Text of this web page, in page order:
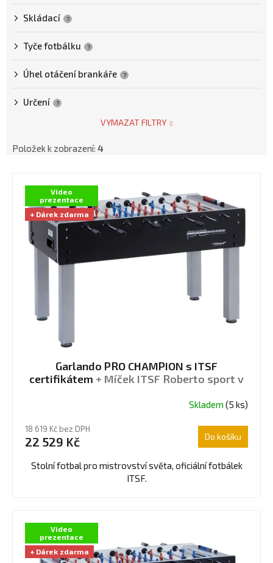
Skládací ?
Tyče fotbálku ?
Úhel otáčení brankáře ?
Určení ?
VYMAZAT FILTRY
Položek k zobrazení: 4
Video
prezentace
+ Dárek zdarma
Garlando PRO CHAMPION s ITSF
certifikátem + Míček ITSF Roberto sport v
produktu
je
Skladem(5 ks)
18 619 Kč bez DPH
22 529 Kč Do košíku
Stolní fotbal pro mistrovství světa, oficiální fotbálek
ITSF.
Video
prezentace
+ Dárek zdarma